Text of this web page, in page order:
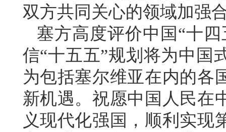
双方共同关心的领域加强
塞方高度评价中国“十
信“十五五”规划将为中国
为包括塞尔维亚在内的各
新机遇。祝愿中国人民在
义现代化强国，顺利实现